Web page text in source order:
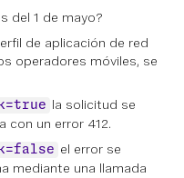
del 1 de mayo?
de aplicación de red
operadores móviles, se
la solicitud se
con un error 412.
el error se
mediante una llamada